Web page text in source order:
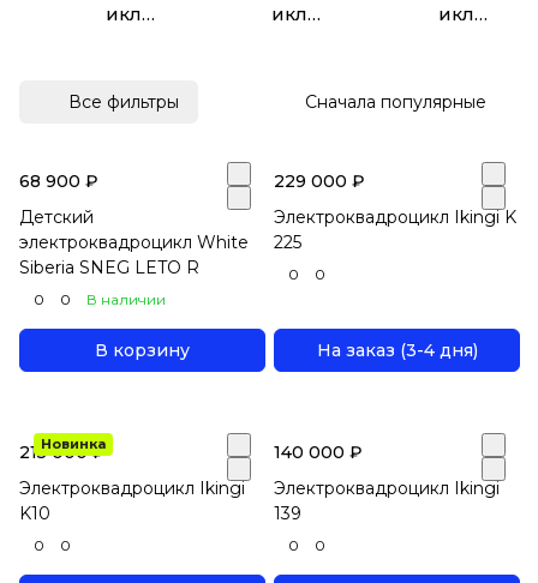
иклы
иклы
иклы
a
Все фильтры Сначала популярные
68 900 ₽
Детский
электроквадроцикл White
Siberia SNEG LETO R
0 0 В наличии
В корзину
229 000 ₽
Электроквадроцикл Ikingi K
225
0 0
На заказ (3-4 дня)
Новинка
215 000 ₽
Электроквадроцикл Ikingi
K10
0 0
140 000 ₽
Электроквадроцикл Ikingi
139
0 0